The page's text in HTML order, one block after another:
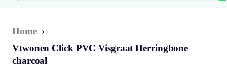
Home ›
Vtwonen Click PVC Visgraat Herringbone
charcoal